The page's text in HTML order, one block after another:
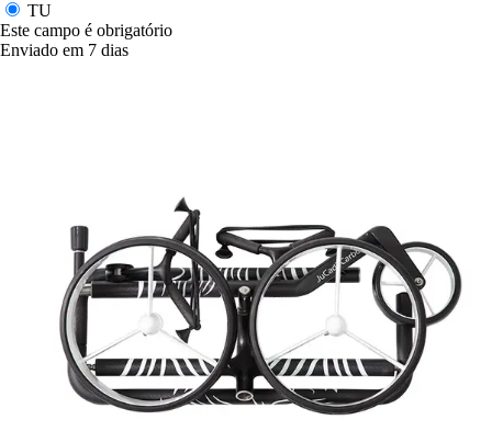
TU
Este campo é obrigatório
Enviado em 7 dias